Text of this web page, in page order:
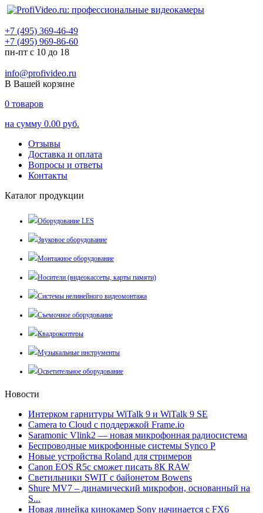
+7 (495) 369-46-49
+7 (495) 969-86-60
пн-пт с 10 до 18
info@profivideo.ru
В Вашей корзине
0 товаров
на сумму 0.00 руб.
Отзывы
Доставка и оплата
Вопросы и ответы
Контакты
Каталог продукции
Оборудование LES
Звуковое оборудование
Монтажное оборудование
Носители (видеокассеты, карты памяти)
Системы нелинейного видеомонтажа
Съемочное оборудование
Квадрокоптеры
Музыкальные инструменты
Осветительное оборудование
Новости
Интерком гарнитуры WiTalk 9 и WiTalk 9 SE
Camera to Cloud с поддержкой Frame.io
Saramonic Vlink2 — новая микрофонная радиосистема
Беспроводные микрофонные системы Synco P
Новые устройства Roland для стримеров
Canon EOS R5c сможет писать 8К RAW
Светильники SWIT с байонетом Bowens
Shure MV7 – динамический микрофон, основанный на
S...
Новая линейка кинокамер Sony начинается с FX6